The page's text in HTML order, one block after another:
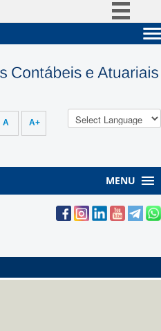
Participe
Legislação
Unidades acadêmicas
Estude na UnB
Administração
Servidor
A A+
MENU